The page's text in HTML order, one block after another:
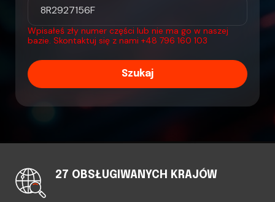
Wpisałeś zły numer części lub nie ma go w naszej
bazie. Skontaktuj się z nami +48 796 160 103
Szukaj
27 OBSŁUGIWANYCH KRAJÓW